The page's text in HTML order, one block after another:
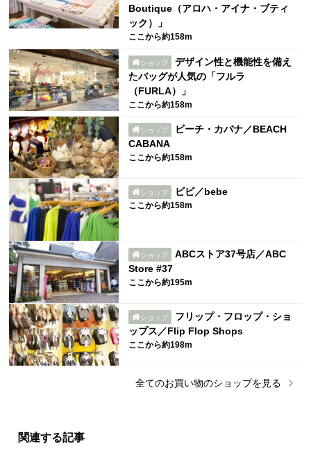
Boutique（アロハ・アイナ・ブティ
ック）」
ここから約158m
ショップ
デザイン性と機能性を備え
たバッグが人気の「フルラ
（FURLA）」
ここから約158m
ショップ
ビーチ・カバナ／BEACH
CABANA
ここから約158m
ショップ ビビ／bebe
ここから約158m
ショップ
ABCストア37号店／ABC
Store #37
ここから約195m
ショップ
フリップ・フロップ・ショ
ップス／Flip Flop Shops
ここから約198m
全てのお買い物のショップを見る
関連する記事